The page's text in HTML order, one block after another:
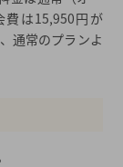
費は15,950円が
通常のプランよ